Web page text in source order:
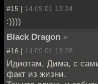
#15 | 14.09.01 13:24
:))))
Black Dragon »
#16 | 14.09.01 13:28
Идиотам, Дима, с
факт из жизни.